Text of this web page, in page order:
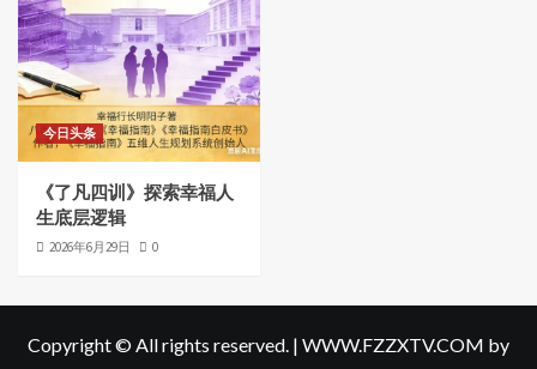
今日头条
《了凡四训》探索幸福人
生底层逻辑
2026年6月29日 0
Copyright © All rights reserved. | WWW.FZZXTV.COM by